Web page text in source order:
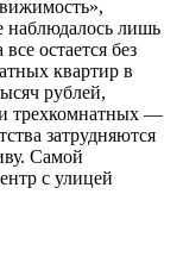
наблюдалось лишь
остается без
квартир в
рублей,
трехкомнатных —
затрудняются
Самой
с улицей